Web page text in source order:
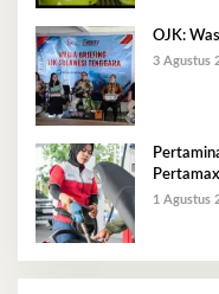
OJK:
3 Agustus
1 Agustus